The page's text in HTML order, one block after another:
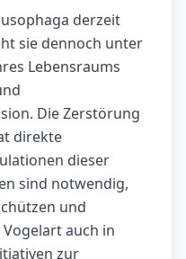
derzeit
sie dennoch unter
Lebensraums
Die Zerstörung
direkte
dieser
sind notwendig,
und
auch in
zur